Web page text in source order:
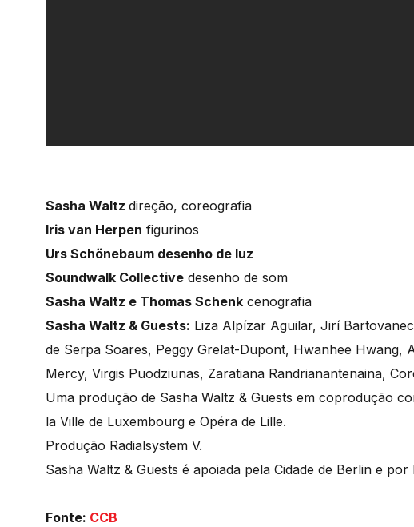
Sasha Waltz direção, coreografia
Iris van Herpen figurinos
Urs Schönebaum desenho de luz
Soundwalk Collective desenho de som
Sasha Waltz e Thomas Schenk cenografia
Sasha Waltz & Guests: Liza Alpízar Aguilar, Jirí
de Serpa Soares, Peggy Grelat-Dupont, Hwanhee Hwang,
Mercy, Virgis Puodziunas, Zaratiana Randrianantenaina,
Uma produção de Sasha Waltz & Guests em coprodução
la Ville de Luxembourg e Opéra de Lille.
Produção Radialsystem V.
Sasha Waltz & Guests é apoiada pela Cidade de Berlin e
Fonte: CCB